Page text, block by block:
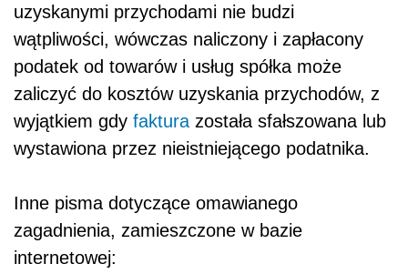
uzyskanymi przychodami nie budzi
wątpliwości, wówczas naliczony i zapłacony
podatek od towarów i usług spółka może
zaliczyć do kosztów uzyskania przychodów, z
wyjątkiem gdy faktura została sfałszowana lub
wystawiona przez nieistniejącego podatnika.
Inne pisma dotyczące omawianego
zagadnienia, zamieszczone w bazie
internetowej: